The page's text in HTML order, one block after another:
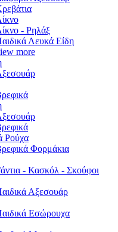
- Ρηλάξ
Λευκά Είδη
more
Ρούχα
Φορμάκια
- Κασκόλ - Σκούφοι
Αξεσουάρ
Εσώρουχα